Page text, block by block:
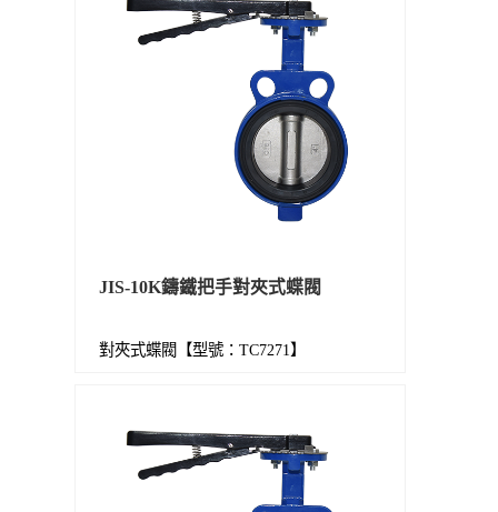
JIS-10K鑄鐵把手對夾式蝶閥
對夾式蝶閥【型號：TC7271】